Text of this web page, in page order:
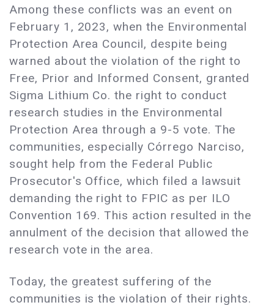
Among these conflicts was an event on
February 1, 2023, when the Environmental
Protection Area Council, despite being
warned about the violation of the right to
Free, Prior and Informed Consent, granted
Sigma Lithium Co. the right to conduct
research studies in the Environmental
Protection Area through a 9-5 vote. The
communities, especially Córrego Narciso,
sought help from the Federal Public
Prosecutor's Office, which filed a lawsuit
demanding the right to FPIC as per ILO
Convention 169. This action resulted in the
annulment of the decision that allowed the
research vote in the area.
Today, the greatest suffering of the
communities is the violation of their rights.